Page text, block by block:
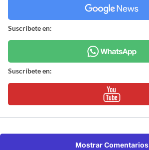
Suscríbete en:
Suscríbete en:
Mostrar Comentarios